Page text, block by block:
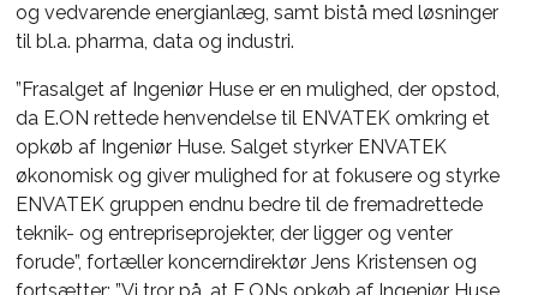
og vedvarende energianlæg, samt bistå med løsninger
til bl.a. pharma, data og industri.
”Frasalget af Ingeniør Huse er en mulighed, der opstod,
da E.ON rettede henvendelse til ENVATEK omkring et
opkøb af Ingeniør Huse. Salget styrker ENVATEK
økonomisk og giver mulighed for at fokusere og styrke
ENVATEK gruppen endnu bedre til de fremadrettede
teknik- og entrepriseprojekter, der ligger og venter
forude”, fortæller koncerndirektør Jens Kristensen og